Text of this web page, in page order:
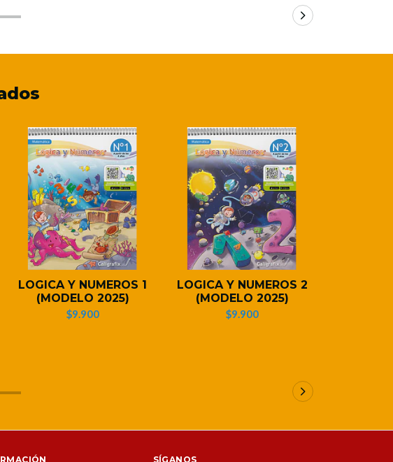
LOGICA Y NUMEROS 1
(MODELO 2025)
$9.900
LOGICA Y NUMEROS 2
(MODELO 2025)
$9.900
SÍGANOS